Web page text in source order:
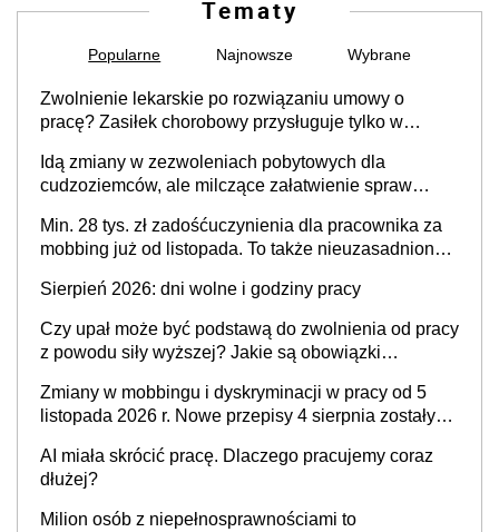
Tematy
Popularne Najnowsze Wybrane
Zwolnienie lekarskie po rozwiązaniu umowy o
pracę? Zasiłek chorobowy przysługuje tylko w
stosunku pracy
Idą zmiany w zezwoleniach pobytowych dla
cudzoziemców, ale milczące załatwienie spraw
Min. 28 tys. zł zadośćuczynienia dla pracownika za
mobbing już od listopada. To także nieuzasadniona
Sierpień 2026: dni wolne i godziny pracy
Czy upał może być podstawą do zwolnienia od pracy
z powodu siły wyższej? Jakie są obowiązki
Zmiany w mobbingu i dyskryminacji w pracy od 5
listopada 2026 r. Nowe przepisy 4 sierpnia zostały
AI miała skrócić pracę. Dlaczego pracujemy coraz
dłużej?
Milion osób z niepełnosprawnościami to